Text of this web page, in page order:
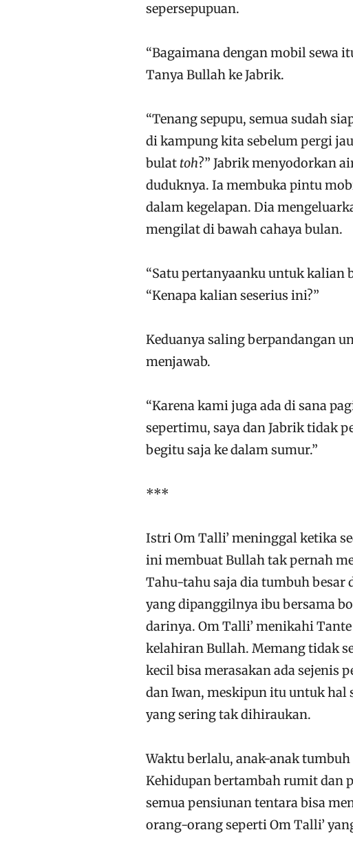
sepersepupuan.
“Bagaimana dengan mobil sewa
Tanya Bullah ke Jabrik.
“Tenang sepupu, semua sudah
di kampung kita sebelum pergi
bulat toh?” Jabrik menyodorkan
duduknya. Ia membuka pintu
dalam kegelapan. Dia
mengilat di bawah cahaya bulan.
“Satu pertanyaanku untuk kalian
“Kenapa kalian seserius ini?”
Keduanya saling berpandangan
menjawab.
“Karena kami juga ada di sana
sepertimu, saya dan Jabrik tidak
begitu saja ke dalam sumur.”
***
Istri Om Talli’ meninggal ketika
ini membuat Bullah tak pernah
Tahu-tahu saja dia tumbuh besar
yang dipanggilnya ibu bersama
darinya. Om Talli’ menikahi
kelahiran Bullah. Memang tidak
kecil bisa merasakan ada sejenis
dan Iwan, meskipun itu untuk hal
yang sering tak dihiraukan.
Waktu berlalu, anak-anak tumbuh
Kehidupan bertambah rumit dan
semua pensiunan tentara bisa
orang-orang seperti Om Talli’